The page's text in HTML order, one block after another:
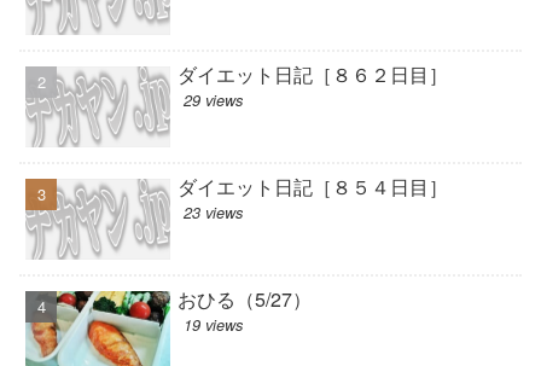
ダイエット日記［８６２日目］
29 views
ダイエット日記［８５４日目］
23 views
おひる（5/27）
19 views